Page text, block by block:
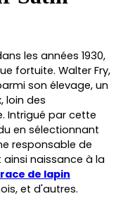
les années 1930,
fortuite. Walter Fry,
son élevage, un
loin des
Intrigué par cette
en sélectionnant
responsable de
naissance à la
race de lapin
et d'autres.